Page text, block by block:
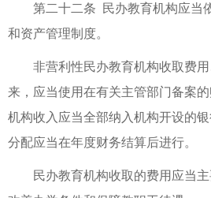
第二十二条 民办教育机构应当
和资产管理制度。
非营利性民办教育机构收取费用
来，应当使用在有关主管部门备案
机构收入应当全部纳入机构开设的
分配应当在年度财务结算后进行。
民办教育机构收取的费用应当主